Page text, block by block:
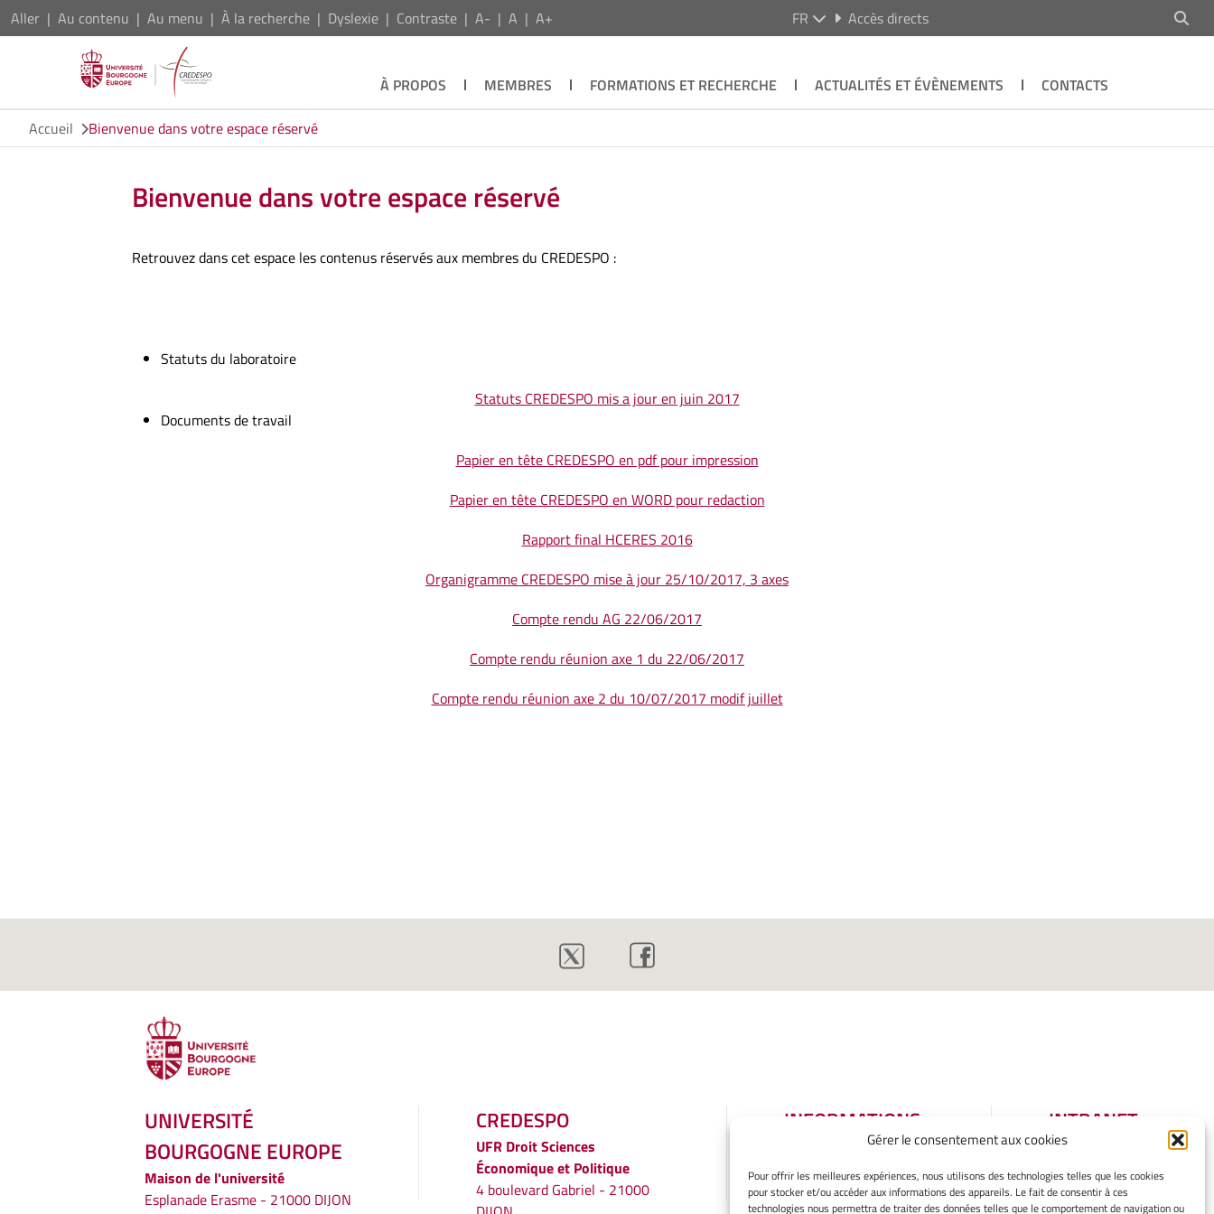
Gérer le consentement aux cookies
Pour offrir les meilleures expériences, nous utilisons des technologies telles que les cookies
pour stocker et/ou accéder aux informations des appareils. Le fait de consentir à ces
technologies nous permettra de traiter des données telles que le comportement de navigation ou
Aller Au contenu Au menu À la recherche Dyslexie Contraste A- A A+ FR Accès directs
À PROPOS MEMBRES FORMATIONS ET RECHERCHE ACTUALITÉS ET ÉVÈNEMENTS
CONTACTS
Accueil
Bienvenue dans votre espace réservé
Bienvenue dans votre espace réservé
Retrouvez dans cet espace les contenus réservés aux membres du CREDESPO :
Statuts du laboratoire
Statuts CREDESPO mis a jour en juin 2017
Documents de travail
Papier en tête CREDESPO en pdf pour impression
Papier en tête CREDESPO en WORD pour redaction
Rapport final HCERES 2016
Organigramme CREDESPO mise à jour 25/10/2017, 3 axes
Compte rendu AG 22/06/2017
Compte rendu réunion axe 1 du 22/06/2017
Compte rendu réunion axe 2 du 10/07/2017 modif juillet
UNIVERSITÉ
BOURGOGNE EUROPE
Maison de l'université
Esplanade Erasme - 21000 DIJON
CREDESPO
UFR Droit Sciences
Économique et Politique
4 boulevard Gabriel - 21000
INFORMATIONS
Mentions légales
Gérer mes cookies
INTRANET